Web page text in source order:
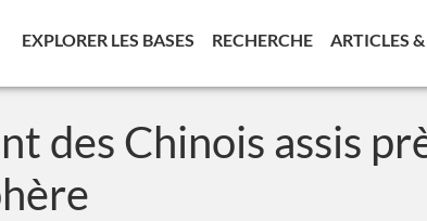
EXPLORER LES BASES (CURRENT)
RECHERCHE(CURRENT)
ARTICLES
des Chinois assis